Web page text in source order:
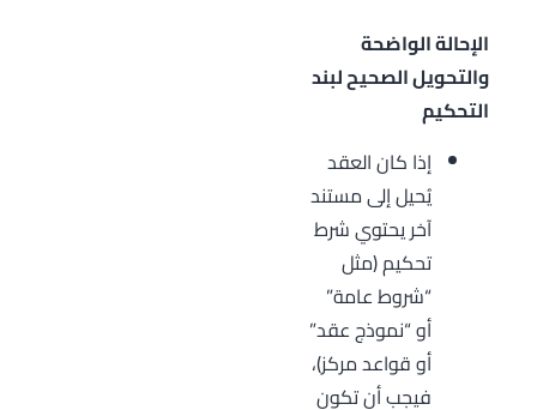
الإحالة الواضحة
والتحويل الصحيح لبند
التحكيم
إذا كان العقد
يُحيل إلى مستند
آخر يحتوي شرط
تحكيم (مثل
“شروط عامة”
أو “نموذج عقد”
أو قواعد مركز)،
فيجب أن تكون